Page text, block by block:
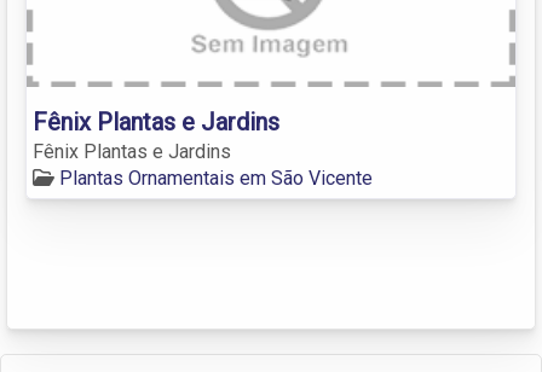
Fênix Plantas e Jardins
Fênix Plantas e Jardins
Plantas Ornamentais em São Vicente